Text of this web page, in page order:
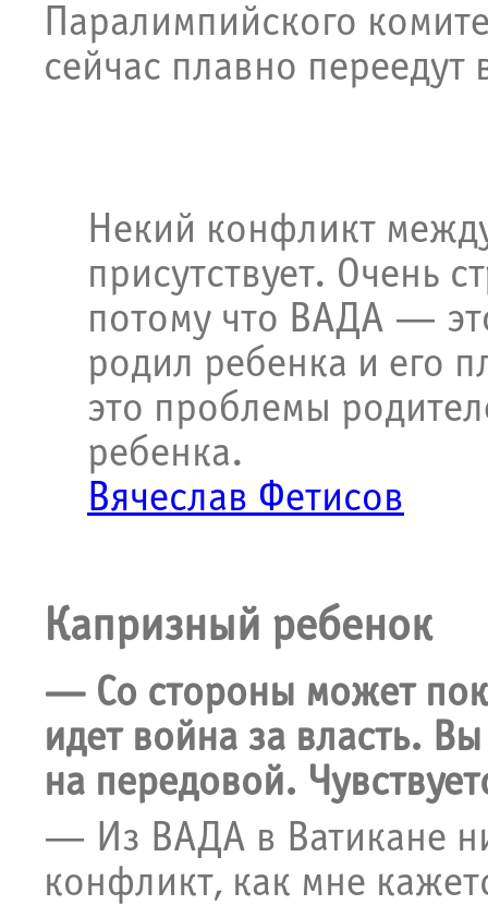
Паралимпийского
сейчас плавно переедут
Некий конфликт
присутствует. Очень
потому что ВАДА —
родил ребенка и его
это проблемы
ребенка.
Вячеслав Фетисов
Капризный ребенок
— Со стороны может
идет война за власть. Вы
на передовой.
— Из ВАДА в Ватикане
конфликт, как мне